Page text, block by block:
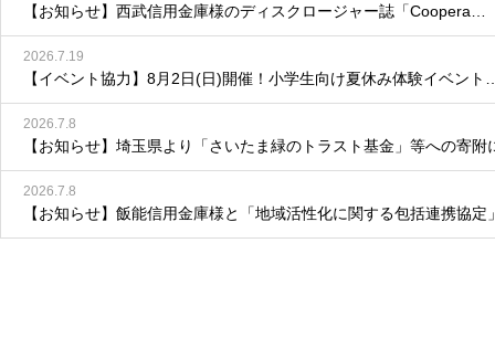
【お知らせ】西武信用金庫様のディスクロージャー誌「Coopera…
2026.7.19
【イベント協力】8月2日(日)開催！小学生向け夏休み体験イベント
2026.7.8
【お知らせ】埼玉県より「さいたま緑のトラスト基金」等への寄
2026.7.8
【お知らせ】飯能信用金庫様と「地域活性化に関する包括連携協